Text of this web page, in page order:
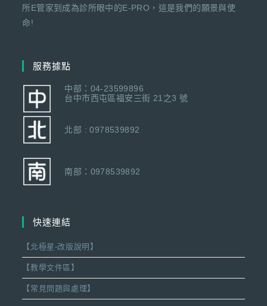
所E管家到成為診所眼中的E-PRO，這是我們的願景與使
命!
服務據點
中部：04-23599896
台中市西屯區福安三街 21之3 號
北部 : 0978539892
南部：0978539892
快速連結
【北極星-改版說明】
【教學文件區】
【常見問題與處理】